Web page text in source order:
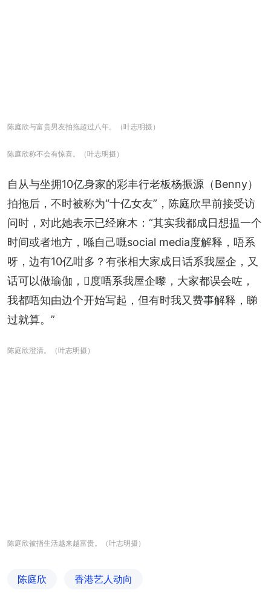
陈庭欣与富贵男友拍拖超过八年。（叶志明摄）
陈庭欣称不会有惊喜。（叶志明摄）
自从与坐拥10亿身家的彩丰行老板杨振源（Benny）
拍拖后，不时被称为“十亿女友”，陈庭欣早前接受访
问时，对此她表示已经麻木：“其实我都成日想揾一个
时间或者地方，喺自己嘅social media度解释，唔系
呀，边有10亿咁多？有张相大家成日话系我屋企，又
话可以做瑜伽，𠮶度唔系我屋企嚟，大家都误会咗，
我都唔知由边个开始写起，但有时我又费事解释，睇
过就算。”
陈庭欣澄清。（叶志明摄）
陈庭欣被指生活越来越富贵。（叶志明摄）
陈庭欣 香港艺人动向